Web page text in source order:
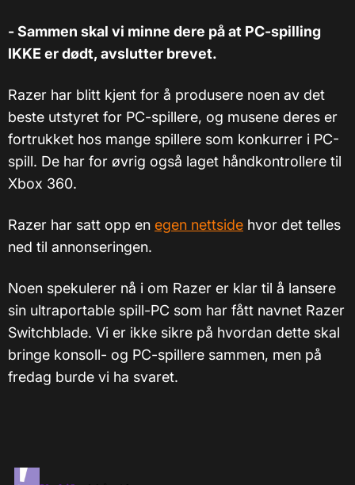
- Sammen skal vi minne dere på at PC-spilling
IKKE er dødt, avslutter brevet.
Razer har blitt kjent for å produsere noen av det
beste utstyret for PC-spillere, og musene deres er
fortrukket hos mange spillere som konkurrer i PC-
spill. De har for øvrig også laget håndkontrollere til
Xbox 360.
Razer har satt opp en egen nettside hvor det telles
ned til annonseringen.
Noen spekulerer nå i om Razer er klar til å lansere
sin ultraportable spill-PC som har fått navnet Razer
Switchblade. Vi er ikke sikre på hvordan dette skal
bringe konsoll- og PC-spillere sammen, men på
fredag burde vi ha svaret.